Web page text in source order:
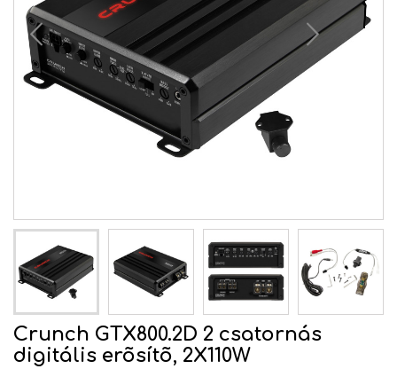
Crunch GTX800.2D 2 csatornás
digitális erõsítõ, 2X110W